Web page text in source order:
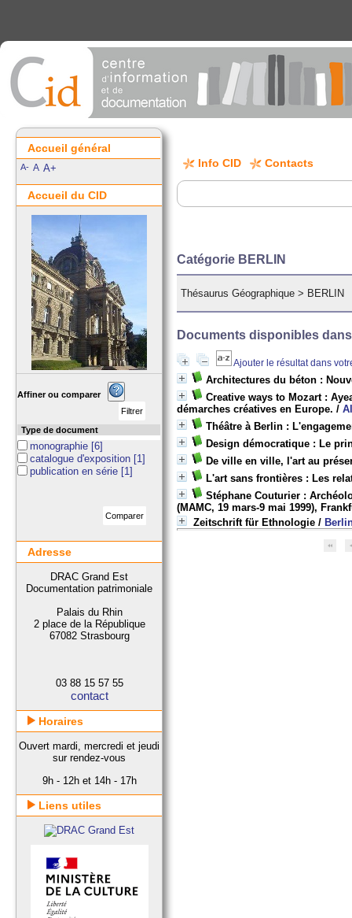
Info CID Contacts
Catégorie BERLIN
Thésaurus Géographique > BERLIN
Documents disponibles
Ajouter le résultat dans
Architectures du béton :
Creative ways to Mozart :
démarches créatives en Europe. /
Théâtre à Berlin :
Design démocratique : Le
De ville en ville, l'art au
L'art sans frontières : Les
Stéphane Couturier :
(MAMC, 19 mars-9 mai 1999),
Zeitschrift für Ethnologie /
Accueil général
A- A A+
Accueil du CID
Affiner ou comparer
Type de document
monographie [6]
catalogue d'exposition [1]
publication en série [1]
Adresse
DRAC Grand Est
Documentation patrimoniale
Palais du Rhin
2 place de la République
67082 Strasbourg
03 88 15 57 55
contact
Horaires
Ouvert mardi, mercredi et jeudi
sur rendez-vous
9h - 12h et 14h - 17h
Liens utiles